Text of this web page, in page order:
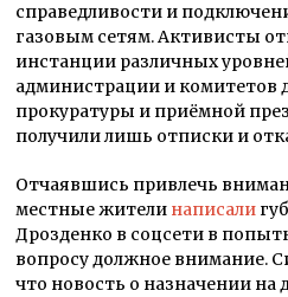
справедливости и
газовым сетям. Активисты
инстанции различных
администрации и комитетов
прокуратуры и приёмной
получили лишь отписки и
Отчаявшись привлечь
местные жители написали
Дрозденко в соцсети в
вопросу должное внимание.
что новость о назначении на